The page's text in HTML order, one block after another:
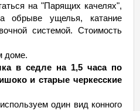
на "Парящих качелях",
обрыве ущелья, катание
системой. Стоимость
доме.
в седле на 1,5 часа по
и старые черкесские
один вид конного